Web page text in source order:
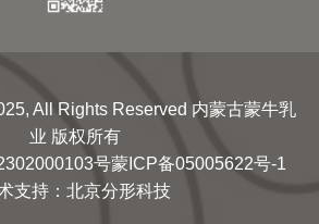
All Rights Reserved 内蒙古蒙牛乳
业 版权所有
号蒙ICP备05005622号-1
支持 ： 北京分形科技